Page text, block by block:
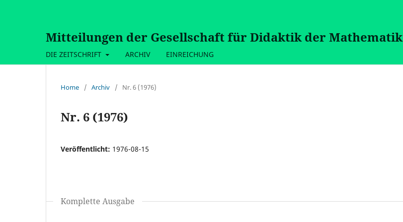
Mitteilungen der Gesellschaft für Didaktik der Mathematik
DIE ZEITSCHRIFT ARCHIV EINREICHUNG
Home / Archiv / Nr. 6 (1976)
Nr. 6 (1976)
Veröffentlicht: 1976-08-15
Komplette Ausgabe